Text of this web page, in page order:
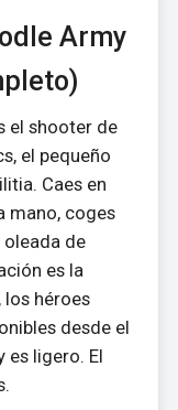
Army
el shooter de
el pequeño
Caes en
mano, coges
oleada de
es la
los héroes
desde el
es ligero. El